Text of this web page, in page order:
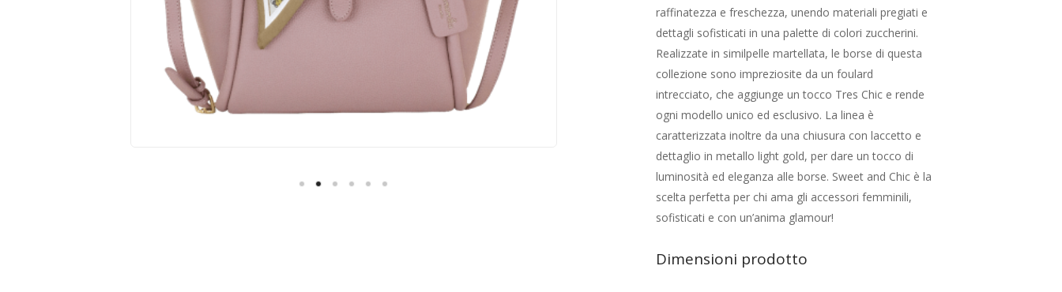
raffinatezza e freschezza, unendo materiali pregiati e
dettagli sofisticati in una palette di colori zuccherini.
Realizzate in similpelle martellata, le borse di questa
collezione sono impreziosite da un foulard
intrecciato, che aggiunge un tocco Tres Chic e rende
ogni modello unico ed esclusivo. La linea è
caratterizzata inoltre da una chiusura con laccetto e
dettaglio in metallo light gold, per dare un tocco di
luminosità ed eleganza alle borse. Sweet and Chic è la
scelta perfetta per chi ama gli accessori femminili,
sofisticati e con un’anima glamour!
Dimensioni prodotto